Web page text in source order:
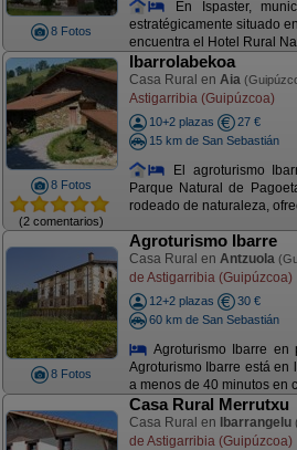
8 Fotos
En Ispaster,
estratégicamente situado
encuentra el Hotel Rural
8 Fotos
(2 comentarios)
Ibarrolabekoa
Casa Rural en Aia
Astigarribia (Guipúzcoa)
10+2 plazas
27 €
15 km de San Sebastián
El agroturismo
Parque Natural de
rodeado de naturaleza,
8 Fotos
Agroturismo Ibarre
Casa Rural en Antzuola
de Astigarribia (Guipúzcoa)
12+2 plazas
30 €
60 km de San Sebastián
Agroturismo Ibarre en
Agroturismo Ibarre está en
a menos de 40 minutos en
Casa Rural Merrutxu
Casa Rural en Ibarrangelu
de Astigarribia (Guipúzcoa)